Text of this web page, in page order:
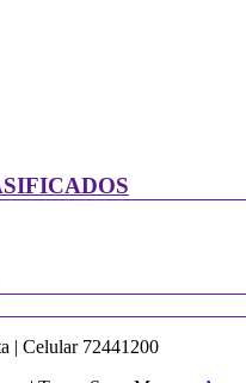
| Celular 72441200